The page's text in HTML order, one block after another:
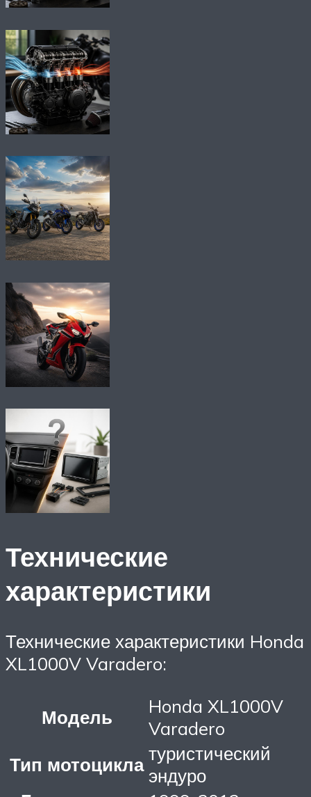
Технические
характеристики
Технические характеристики Honda
XL1000V Varadero:
Модель
Honda XL1000V
Varadero
Тип мотоцикла туристический
эндуро